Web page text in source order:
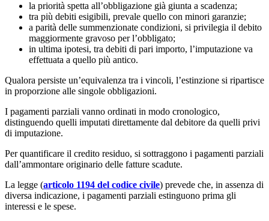
la priorità spetta all’obbligazione già giunta a scadenza;
tra più debiti esigibili, prevale quello con minori garanzie;
a parità delle summenzionate condizioni, si privilegia il debito
maggiormente gravoso per l’obbligato;
in ultima ipotesi, tra debiti di pari importo, l’imputazione va
effettuata a quello più antico.
Qualora persiste un’equivalenza tra i vincoli, l’estinzione si ripartisce
in proporzione alle singole obbligazioni.
I pagamenti parziali vanno ordinati in modo cronologico,
distinguendo quelli imputati direttamente dal debitore da quelli privi
di imputazione.
Per quantificare il credito residuo, si sottraggono i pagamenti parziali
dall’ammontare originario delle fatture scadute.
La legge (articolo 1194 del codice civile) prevede che, in assenza di
diversa indicazione, i pagamenti parziali estinguono prima gli
interessi e le spese.